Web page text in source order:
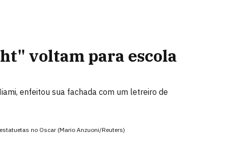
voltam para escola
enfeitou sua fachada com um letreiro de
no Oscar (Mario Anzuoni/Reuters)